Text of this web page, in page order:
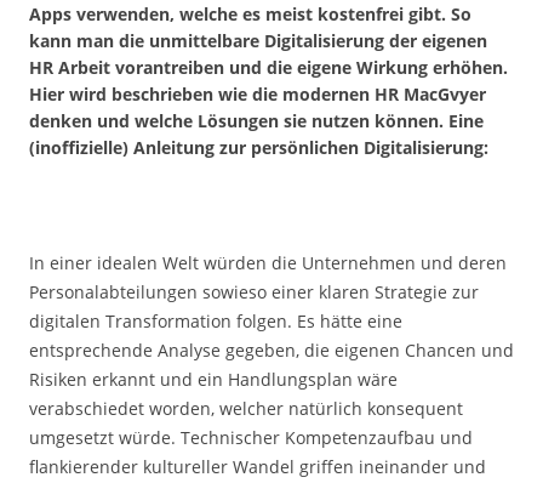
Apps verwenden, welche es meist kostenfrei gibt. So
kann man die unmittelbare Digitalisierung der eigenen
HR Arbeit vorantreiben und die eigene Wirkung erhöhen.
Hier wird beschrieben wie die modernen HR MacGvyer
denken und welche Lösungen sie nutzen können. Eine
(inoffizielle) Anleitung zur persönlichen Digitalisierung:
In einer idealen Welt würden die Unternehmen und deren
Personalabteilungen sowieso einer klaren Strategie zur
digitalen Transformation folgen. Es hätte eine
entsprechende Analyse gegeben, die eigenen Chancen und
Risiken erkannt und ein Handlungsplan wäre
verabschiedet worden, welcher natürlich konsequent
umgesetzt würde. Technischer Kompetenzaufbau und
flankierender kultureller Wandel griffen ineinander und